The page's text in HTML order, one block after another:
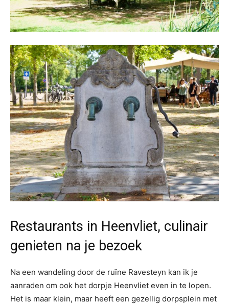
Restaurants in Heenvliet, culinair
genieten na je bezoek
Na een wandeling door de ruïne Ravesteyn kan ik je
aanraden om ook het dorpje Heenvliet even in te lopen.
Het is maar klein, maar heeft een gezellig dorpsplein met